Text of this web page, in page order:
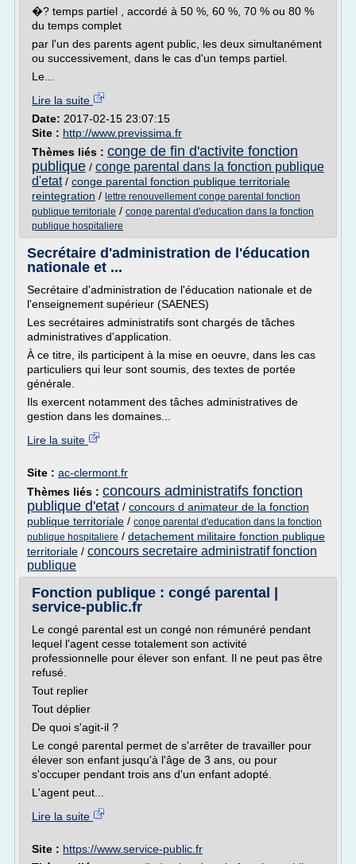
�? temps partiel , accordé à 50 %, 60 %, 70 % ou 80 %
du temps complet
par l'un des parents agent public, les deux simultanément
ou successivement, dans le cas d'un temps partiel.
Le...
Lire la suite
Date: 2017-02-15 23:07:15
Site : http://www.previssima.fr
Thèmes liés : conge de fin d'activite fonction
publique / conge parental dans la fonction publique
d'etat/ conge parental fonction publique territoriale
reintegration / lettre renouvellement conge parental fonction
publique territoriale / conge parental d'education dans la fonction
publique hospitaliere
Secrétaire d'administration de l'éducation
nationale et ...
Secrétaire d'administration de l'éducation nationale et de
l'enseignement supérieur (SAENES)
Les secrétaires administratifs sont chargés de tâches
administratives d'application.
À ce titre, ils participent à la mise en oeuvre, dans les cas
particuliers qui leur sont soumis, des textes de portée
générale.
Ils exercent notamment des tâches administratives de
gestion dans les domaines...
Lire la suite
Site : ac-clermont.fr
Thèmes liés : concours administratifs fonction
publique d'etat / concours d animateur de la fonction
publique territoriale / conge parental d'education dans la fonction
publique hospitaliere / detachement militaire fonction publique
territoriale / concours secretaire administratif fonction
publique
Fonction publique : congé parental |
service-public.fr
Le congé parental est un congé non rémunéré pendant
lequel l'agent cesse totalement son activité
professionnelle pour élever son enfant. Il ne peut pas être
refusé.
Tout replier
Tout déplier
De quoi s'agit-il ?
Le congé parental permet de s'arrêter de travailler pour
élever son enfant jusqu'à l'âge de 3 ans, ou pour
s'occuper pendant trois ans d'un enfant adopté.
L'agent peut...
Lire la suite
Site : https://www.service-public.fr